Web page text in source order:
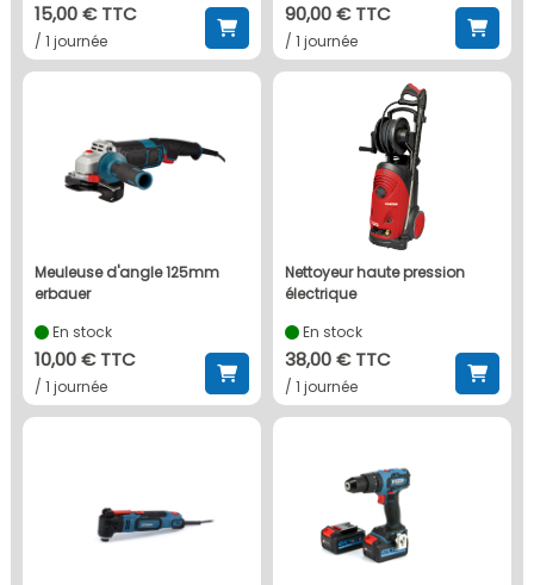
15,00 € TTC
/ 1 journée
90,00 € TTC
/ 1 journée
meuleuse d'angle 125mm
erbauer
En stock
10,00 € TTC
/ 1 journée
nettoyeur haute pression
électrique
En stock
38,00 € TTC
/ 1 journée